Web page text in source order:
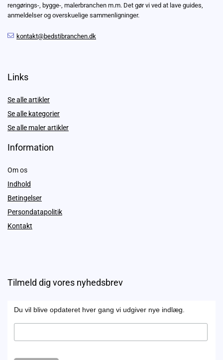
rengørings-, bygge-, malerbranchen m.m. Det gør vi ved at lave guides,
anmeldelser og overskuelige sammenligninger.
kontakt@bedstibranchen.dk
Links
Se alle artikler
Se alle kategorier
Se alle maler artikler
Information
Om os
Indhold
Betingelser
Persondatapolitik
Kontakt
Tilmeld dig vores nyhedsbrev
Du vil blive opdateret hver gang vi udgiver nye indlæg.